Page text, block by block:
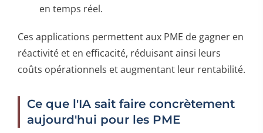
en temps réel.
Ces applications permettent aux PME de gagner en
réactivité et en efficacité, réduisant ainsi leurs
coûts opérationnels et augmentant leur rentabilité.
Ce que l'IA sait faire concrètement
aujourd'hui pour les PME